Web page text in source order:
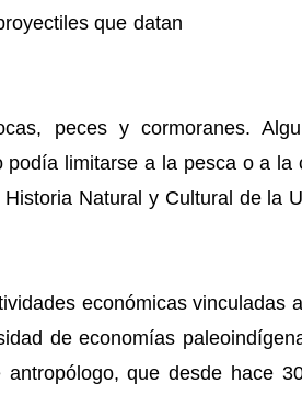
que datan
peces y cormoranes.
limitarse a la pesca o a la
Natural y Cultural de la
económicas vinculadas
de economías
que desde hace